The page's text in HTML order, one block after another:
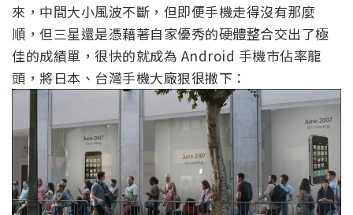
來，中間大小風波不斷，但即便手機走得沒有那麼
順，但三星還是憑藉著自家優秀的硬體整合交出了極
佳的成績單，很快的就成為 Android 手機市佔率龍
頭，將日本、台灣手機大廠狠很撇下：